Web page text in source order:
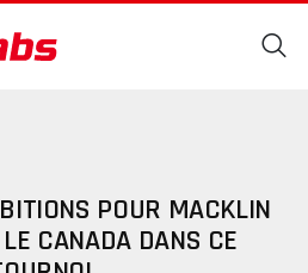
POUR MACKLIN
CANADA DANS CE